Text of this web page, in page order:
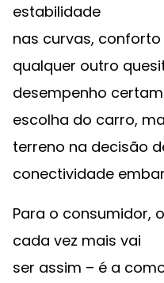
estabilidade
nas curvas, conforto
qualquer outro
desempenho
escolha do carro,
terreno na decisão
conectividade
Para o consumidor,
cada vez mais vai
ser assim – é a